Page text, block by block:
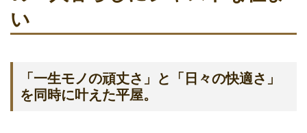
い
「一生モノの頑丈さ」と「日々の快適さ」
を同時に叶えた平屋。